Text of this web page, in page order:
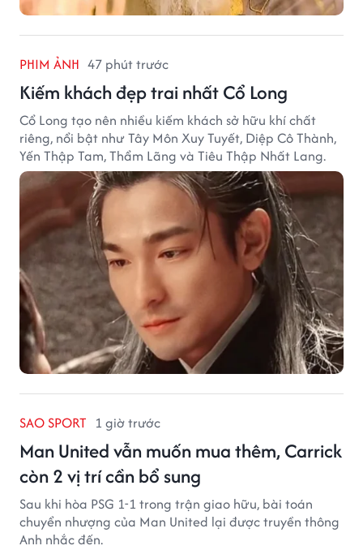
PHIM ẢNH 47 phút trước
Kiếm khách đẹp trai nhất Cổ Long
Cổ Long tạo nên nhiều kiếm khách sở hữu khí chất
riêng, nổi bật như Tây Môn Xuy Tuyết, Diệp Cô Thành,
Yến Thập Tam, Thẩm Lãng và Tiêu Thập Nhất Lang.
SAO SPORT 1 giờ trước
Man United vẫn muốn mua thêm, Carrick
còn 2 vị trí cần bổ sung
Sau khi hòa PSG 1-1 trong trận giao hữu, bài toán
chuyển nhượng của Man United lại được truyền thông
Anh nhắc đến.